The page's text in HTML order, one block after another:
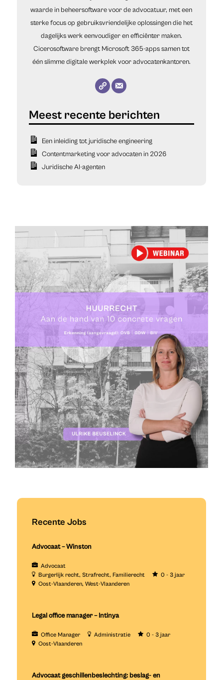
waarde in beheersoftware voor de advocatuur, met een
sterke focus op gebruiksvriendelijke oplossingen die het
dagelijks werk eenvoudiger en efficiënter maken.
Cicerosoftware brengt Microsoft 365-apps samen tot
één slimme digitale werkplek voor advocatenkantoren.
Een inleiding tot juridische engineering
Contentmarketing voor advocaten in 2026
Juridische AI-agenten
Recente Jobs
Advocaat – Winston
Advocaat
Burgerlijk recht Strafrecht Familierecht
0 - 3 jaar
Oost-Vlaanderen West-Vlaanderen
Legal office manager – Intinya
Office Manager Administratie
0 - 3 jaar
Oost-Vlaanderen
Advocaat geschillenbeslechting: beslag- en